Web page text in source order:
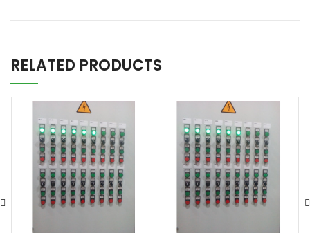
RELATED PRODUCTS